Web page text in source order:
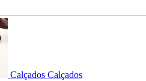
Calçados Calçados